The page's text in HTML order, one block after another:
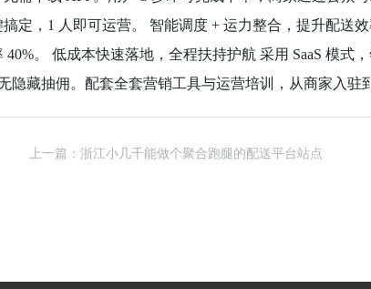
定，1 人即可运营。 智能调度 + 运力整合，提升配送
40%。 低成本快速落地，全程扶持护航 采用 SaaS 模
隐藏抽佣。配套全套营销工具与运营培训，从商家入
上一篇：浙江小几千能做个聚合跑腿的配送平台站点